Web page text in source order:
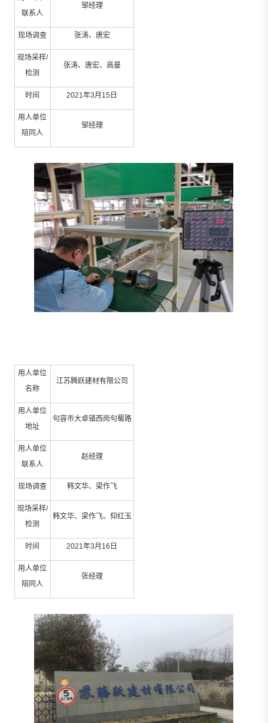
联系人
邹经理
现场调查 张涛、唐宏
现场采样/
检测
张涛、唐宏、高曼
时间 2021年3月 15 日
用人单位
陪同人
邹经理
用人单位
名称
江苏腾跃建材有限公司
用人单位
地址
句容市大卓镇西岗句蜀路
用人单位
联系人
赵经理
现场调查 韩文华、梁作飞
现场采样/
检测
韩文华、梁作飞、仰红玉
时间 2021年3月 16 日
用人单位
陪同人
张经理